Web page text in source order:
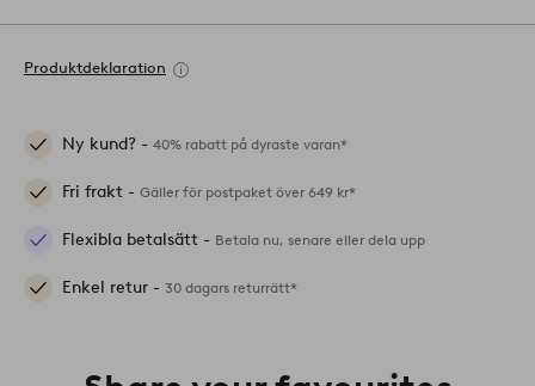
Produktdeklaration
Ny kund? - 40% rabatt på dyraste varan*
Fri frakt - Gäller för postpaket över 649 kr*
Flexibla betalsätt - Betala nu, senare eller dela upp
Enkel retur - 30 dagars returrätt*